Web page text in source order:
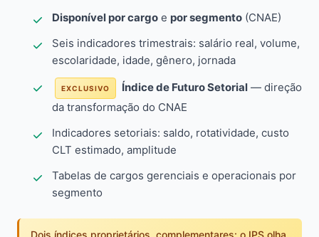
Disponível por cargo e por segmento (CNAE)
Seis indicadores trimestrais: salário real, volume,
escolaridade, idade, gênero, jornada
EXCLUSIVO Índice de Futuro Setorial — direção
da transformação do CNAE
Indicadores setoriais: saldo, rotatividade, custo
CLT estimado, amplitude
Tabelas de cargos gerenciais e operacionais por
segmento
Dois índices proprietários, complementares: o IPS olha